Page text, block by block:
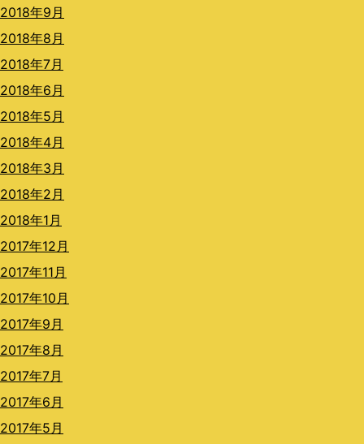
2018年9月
2018年8月
2018年7月
2018年6月
2018年5月
2018年4月
2018年3月
2018年2月
2018年1月
2017年12月
2017年11月
2017年10月
2017年9月
2017年8月
2017年7月
2017年6月
2017年5月